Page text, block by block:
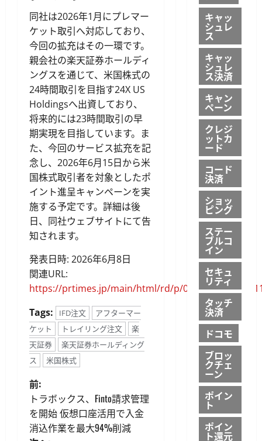
同社は2026年1月にプレマー
ケット取引へ対応しており、
今回の拡充はその一環です。
親会社の楽天証券ホールディ
ングスを通じて、米国株式の
24時間取引を目指す24X US
Holdingsへ出資しており、
将来的には23時間取引の早
期実現を目指しています。ま
た、今回のサービス拡充を記
念し、2026年6月15日から米
国株式取引者を対象としたポ
イント進呈キャンペーンを実
施する予定です。詳細は後
日、同社ウェブサイトにて告
知されます。
発表日時: 2026年6月8日
関連URL:
https://prtimes.jp/main/html/rd/p/
Tags:
IFD注文
アフターマー
ケット
トレイリング注文
楽
天証券
楽天証券ホールディング
ス
米国株式
投
稿
前:
トラボックス、Finto請求管理
を開始 仮想口座活用で入金
消込作業を最大94%削減
キャッ
シュレ
ス
キャッ
シュレ
ス決済
キャン
ペーン
クレジ
ットカ
ード
コード
決済
ショッ
ピング
ステー
ブルコ
イン
セキュ
リティ
タッチ
決済
ドコモ
ブロッ
クチェ
ーン
ポイン
ト
ポイン
ト還元